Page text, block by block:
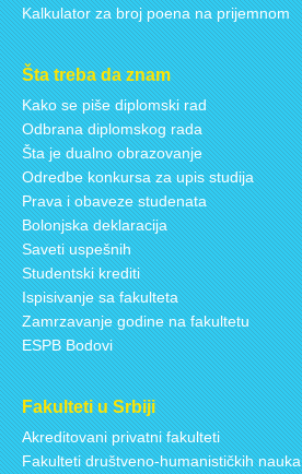
Kalkulator za broj poena na prijemnom
Šta treba da znam
Kako se piše diplomski rad
Odbrana diplomskog rada
Šta je dualno obrazovanje
Odredbe konkursa za upis studija
Prava i obaveze studenata
Bolonjska deklaracija
Saveti uspešnih
Studentski krediti
Ispisivanje sa fakulteta
Zamrzavanje godine na fakultetu
ESPB Bodovi
Fakulteti u Srbiji
Akreditovani privatni fakulteti
Fakulteti društveno-humanističkih nauka